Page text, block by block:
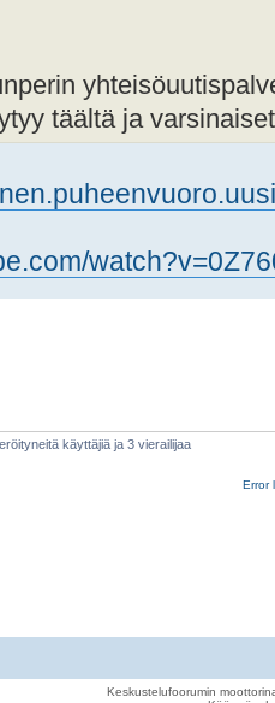
täältä ja
käyttäjiä ja 3 vierailijaa
Error
Keskustelufoorumin